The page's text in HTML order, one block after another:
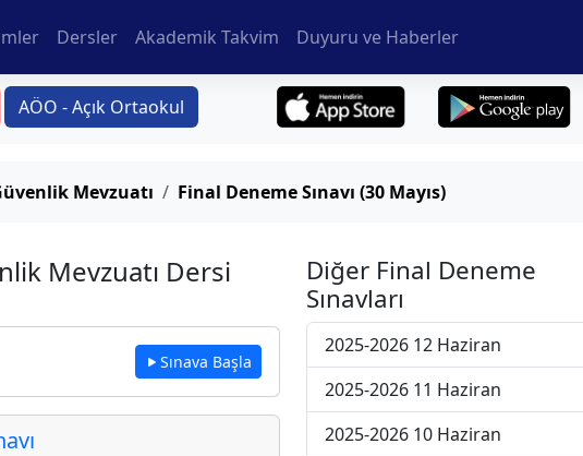
Dersler Akademik Takvim Duyuru ve Haberler
AÖO - Açık Ortaokul
Mevzuatı Final Deneme Sınavı (30 Mayıs)
Mevzuatı Dersi
Sınava Başla
Diğer Final Deneme
Sınavları
2025-2026 12 Haziran
2025-2026 11 Haziran
2025-2026 10 Haziran